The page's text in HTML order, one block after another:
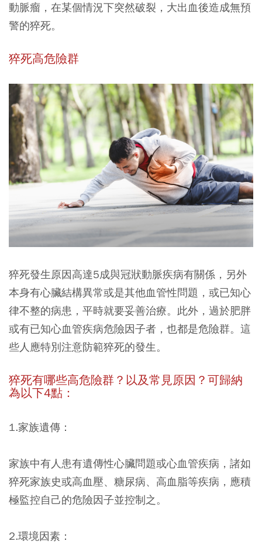
動脈瘤，在某個情況下突然破裂，大出血後造成無預
警的猝死。
猝死高危險群
猝死發生原因高達5成與冠狀動脈疾病有關係，另外
本身有心臟結構異常或是其他血管性問題，或已知心
律不整的病患，平時就要妥善治療。此外，過於肥胖
或有已知心血管疾病危險因子者，也都是危險群。這
些人應特別注意防範猝死的發生。
猝死有哪些高危險群？以及常見原因？可歸納
為以下4點：
1.家族遺傳：
家族中有人患有遺傳性心臟問題或心血管疾病，諸如
猝死家族史或高血壓、糖尿病、高血脂等疾病，應積
極監控自己的危險因子並控制之。
2.環境因素：